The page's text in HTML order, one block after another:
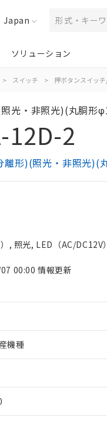
Japan
ソリューション
> スイッチ > 押ボタンスイッ
光・非照光)(丸胴形
12D-2
離形)(照光・非照光)(
, 照光, LED（AC/
00:00 情報更新
機種